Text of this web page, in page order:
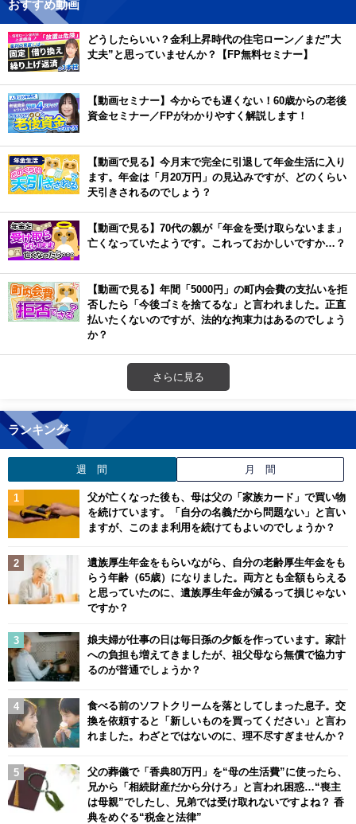
おすすめ動画
どうしたらいい？金利上昇時代の住宅ローン／まだ”大
丈夫”と思っていませんか？【FP無料セミナー】
【動画セミナー】今からでも遅くない！60歳からの老後
資金セミナー／FPがわかりやすく解説します！
【動画で見る】今月末で完全に引退して年金生活に入り
ます。年金は「月20万円」の見込みですが、どのくらい
天引きされるのでしょう？
【動画で見る】70代の親が「年金を受け取らないまま」
亡くなっていたようです。これっておかしいですか…？
【動画で見る】年間「5000円」の町内会費の支払いを拒
否したら「今後ゴミを捨てるな」と言われました。正直
払いたくないのですが、法的な拘束力はあるのでしょう
か？
さらに見る
ランキング
週 間 月 間
父が亡くなった後も、母は父の「家族カード」で買い物
を続けています。「自分の名義だから問題ない」と言い
ますが、このまま利用を続けてもよいのでしょうか？
遺族厚生年金をもらいながら、自分の老齢厚生年金をも
らう年齢（65歳）になりました。両方とも全額もらえる
と思っていたのに、遺族厚生年金が減るって損じゃない
ですか？
娘夫婦が仕事の日は毎日孫の夕飯を作っています。家計
への負担も増えてきましたが、祖父母なら無償で協力す
るのが普通でしょうか？
食べる前のソフトクリームを落としてしまった息子。交
換を依頼すると「新しいものを買ってください」と言わ
れました。わざとではないのに、理不尽すぎませんか？
父の葬儀で「香典80万円」を“母の生活費”に使ったら、
兄から「相続財産だから分けろ」と言われ困惑…“喪主
は母親”でしたし、兄弟では受け取れないですよね？ 香
典をめぐる“税金と法律”